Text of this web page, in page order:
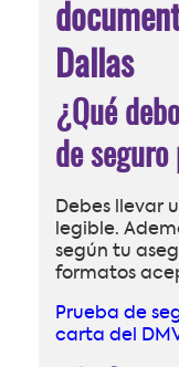
Dallas
¿Qué
de seguro
Debes llevar
legible.
según tu
formatos
Prueba de
carta del